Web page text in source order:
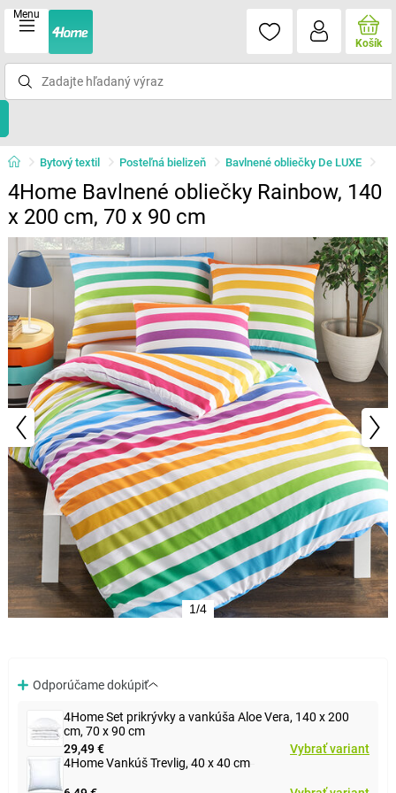
Menu
Košík
Bytový textil Posteľná bielizeň Bavlnené obliečky De LUXE
4Home Bavlnené obliečky Rainbow, 140
x 200 cm, 70 x 90 cm
1/4
Odporúčame dokúpiť
4Home Set prikrývky a vankúša Aloe Vera, 140 x 200
cm, 70 x 90 cm
29,49 €
Vybrať variant
4Home Vankúš Trevlig, 40 x 40 cm